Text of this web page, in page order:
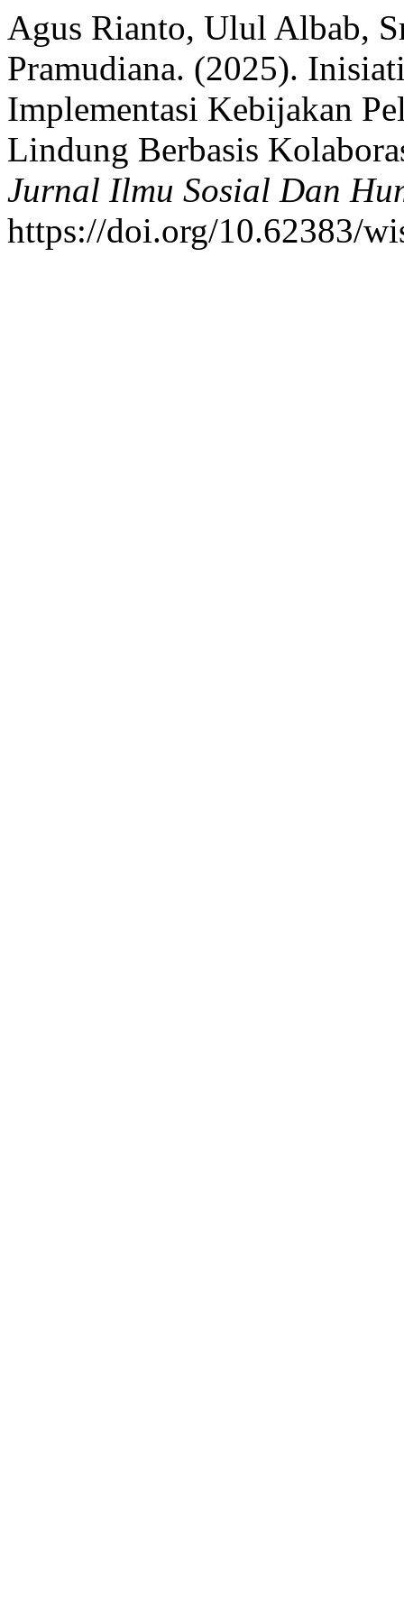
Agus Rianto, Ulul Albab,
Pramudiana. (2025).
Implementasi Kebijakan
Lindung Berbasis
Jurnal Ilmu Sosial Dan
https://doi.org/10.62383/